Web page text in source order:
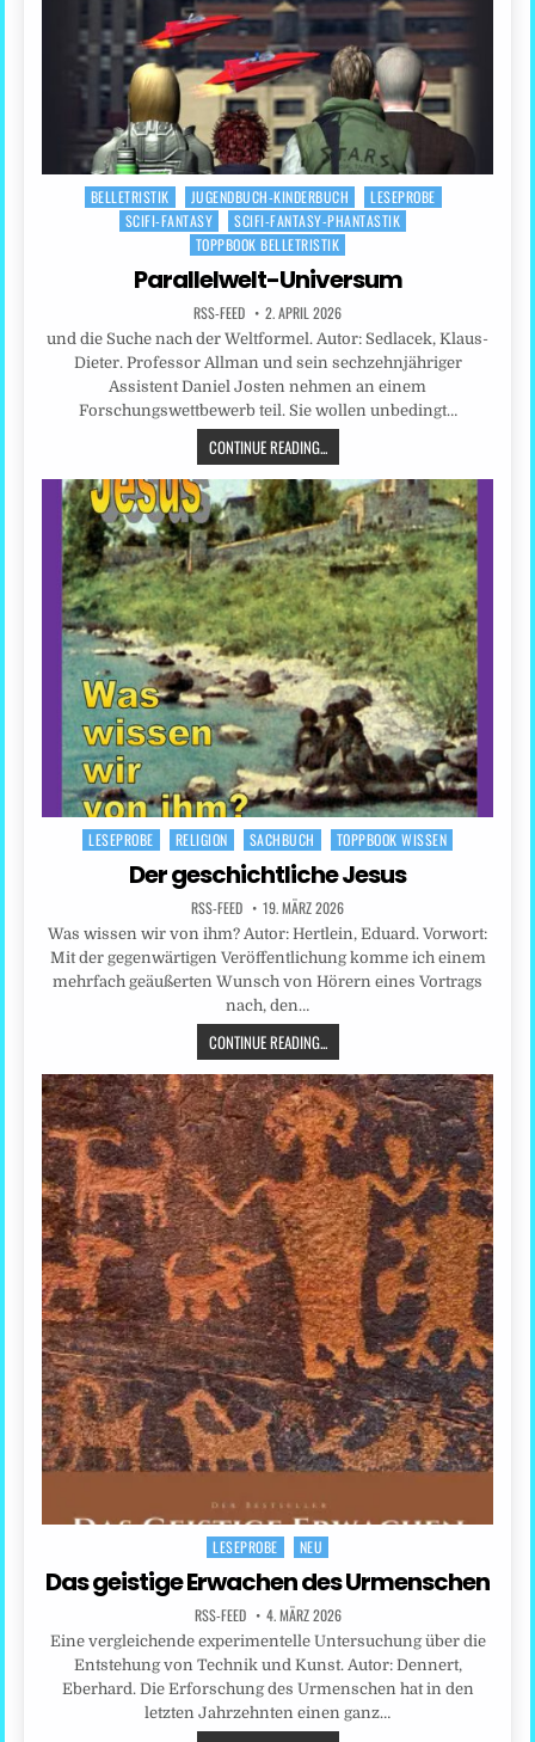
Posted
BELLETRISTIK JUGENDBUCH-KINDERBUCH
LESEPROBE
SCIFI-FANTASY
SCIFI-FANTASY-PHANTASTIK
TOPPBOOK BELLETRISTIK
Parallelwelt-Universum
RSS-FEED 2. APRIL 2026
und die Suche nach der Weltformel. Autor: Sedlacek, Klaus-
Dieter. Professor Allman und sein sechzehnjähriger
Assistent Daniel Josten nehmen an einem
Forschungswettbewerb teil. Sie wollen unbedingt…
CONTINUE READING...
Posted
LESEPROBE RELIGION SACHBUCH TOPPBOOK WISSEN
Der geschichtliche Jesus
RSS-FEED 19. MÄRZ 2026
Was wissen wir von ihm? Autor: Hertlein, Eduard. Vorwort:
Mit der gegenwärtigen Veröffentlichung komme ich einem
mehrfach geäußerten Wunsch von Hörern eines Vortrags
nach, den…
CONTINUE READING...
Posted
LESEPROBE NEU
Das geistige Erwachen des Urmenschen
RSS-FEED 4. MÄRZ 2026
Eine vergleichende experimentelle Untersuchung über die
Entstehung von Technik und Kunst. Autor: Dennert,
Eberhard. Die Erforschung des Urmenschen hat in den
letzten Jahrzehnten einen ganz…